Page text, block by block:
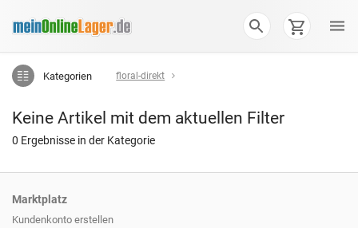
Kategorien floral-direkt
Keine Artikel mit dem aktuellen Filter
0 Ergebnisse in der Kategorie
Marktplatz
Kundenkonto erstellen